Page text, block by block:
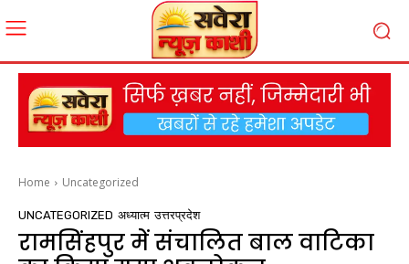
Home Uncategorized
UNCATEGORIZED अध्यात्म उत्तरप्रदेश
रामसिंहपुर में संचालित बाल वाटिका